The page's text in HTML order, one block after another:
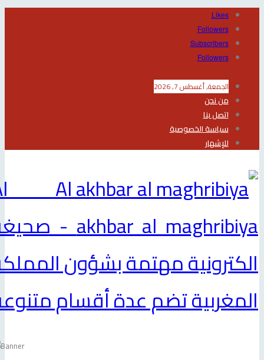
Likes
Followers
Subscribers
Followers
الجمعة, أغسطس 7, 2026
من نحن
اتصل بنا
سياسة الخصوصية
للإشهار
Al
akhbar al maghribiya - صحيغة
مهتمة بشؤون المملكة
تضم عدة أقسام متنوعة